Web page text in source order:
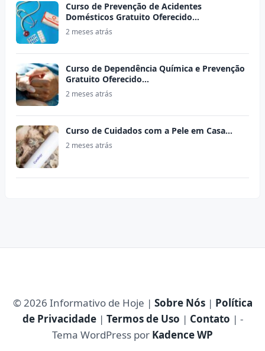
Curso de Prevenção de Acidentes
Domésticos Gratuito Oferecido…
2 meses atrás
Curso de Dependência Química e Prevenção
Gratuito Oferecido…
2 meses atrás
Curso de Cuidados com a Pele em Casa…
2 meses atrás
© 2026 Informativo de Hoje | Sobre Nós| Política
de Privacidade| Termos de Uso | Contato | -
Tema WordPress por Kadence WP